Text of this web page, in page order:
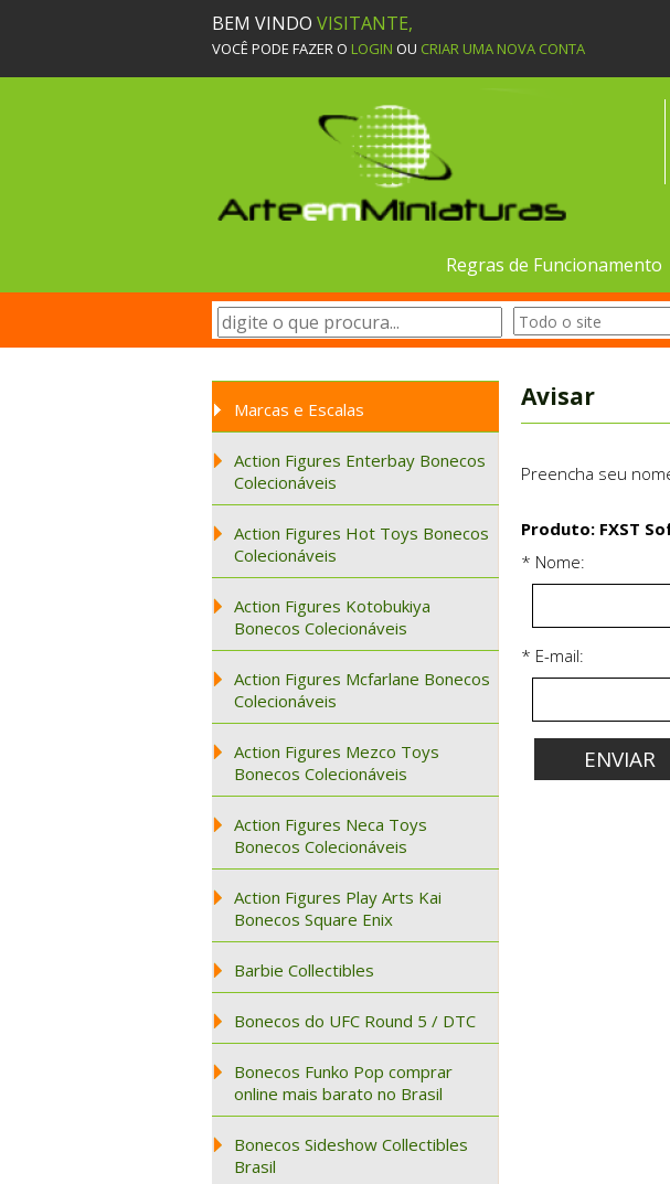
BEM VINDO VISITANTE,
VOCÊ PODE FAZER O LOGIN OU CRIAR UMA NOVA CONTA
Regras de Funcionamento
Marcas e Escalas
Action Figures Enterbay Bonecos
Colecionáveis
Action Figures Hot Toys Bonecos
Colecionáveis
Action Figures Kotobukiya
Bonecos Colecionáveis
Action Figures Mcfarlane Bonecos
Colecionáveis
Action Figures Mezco Toys
Bonecos Colecionáveis
Action Figures Neca Toys
Bonecos Colecionáveis
Action Figures Play Arts Kai
Bonecos Square Enix
Barbie Collectibles
Bonecos do UFC Round 5 / DTC
Bonecos Funko Pop comprar
online mais barato no Brasil
Bonecos Sideshow Collectibles
Brasil
Avisar
Preencha seu
Produto: FXST
* Nome:
* E-mail: